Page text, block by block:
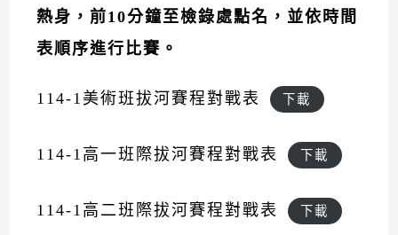
熱身，前10分鐘至檢錄處點名，並依時間
表順序進行比賽。
114-1美術班拔河賽程對戰表 下載
114-1高一班際拔河賽程對戰表 下載
114-1高二班際拔河賽程對戰表 下載